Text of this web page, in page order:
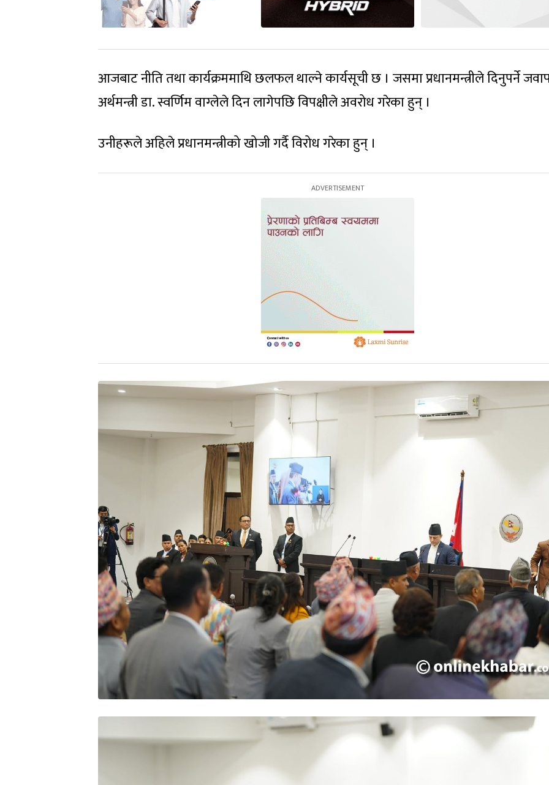
आजबाट नीति तथा कार्यक्रममाथि छलफल थाल्ने कार्यसूची छ । जसमा प्रधानमन्त्रीले दिनुपर्ने
अर्थमन्त्री डा. स्वर्णिम वाग्लेले दिन लागेपछि विपक्षीले अवरोध गरेका हुन् ।
उनीहरूले अहिले प्रधानमन्त्रीको खोजी गर्दै विरोध गरेका हुन् ।